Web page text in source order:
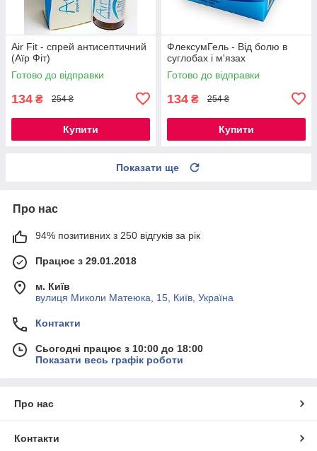
Air Fit - спрей антисептичний
(Аїр Фіт)
Готово до відправки
134 ₴ 254 ₴
Купити
ФлексумГель - Від болю в
суглобах і м'язах
Готово до відправки
134 ₴ 254 ₴
Купити
Показати ще
Про нас
94% позитивних з 250 відгуків за рік
Працює з 29.01.2018
м. Київ
вулиця Миколи Матеюка, 15, Київ, Україна
Контакти
Сьогодні працює з 10:00 до 18:00
Показати весь графік роботи
Про нас
Контакти